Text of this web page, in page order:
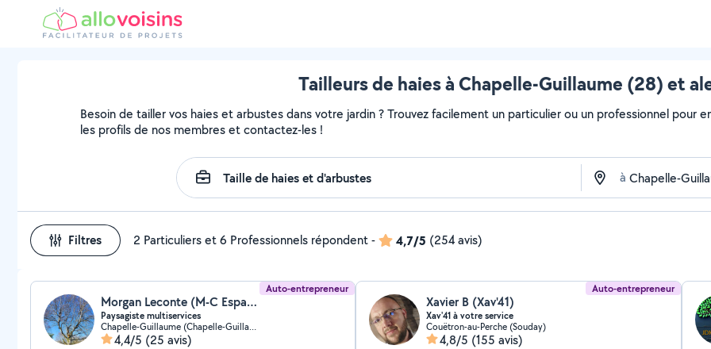
Tailleurs de haies à Chapelle-Guillaume (28) et
Besoin de tailler vos haies et arbustes dans votre jardin ? Trouvez facilement un particulier ou un professionnel pour
les profils de nos membres et contactez-les !
à
Filtres 2 Particuliers et 6 Professionnels répondent- 4,7/5 (254 avis)
Auto-entrepreneur
Morgan Leconte (M-C Espaces verts)
Paysagiste multiservices
Chapelle-Guillaume (Chapelle-Guillaume)
4,4/5 (25 avis)
Auto-entrepreneur
Xavier B (Xav'41)
Xav'41 à votre service
Couëtron-au-Perche (Souday)
4,8/5 (155 avis)